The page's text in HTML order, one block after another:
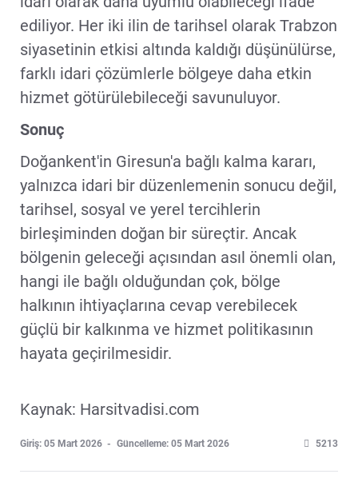
ediliyor. Her iki ilin de tarihsel olarak Trabzon
siyasetinin etkisi altında kaldığı düşünülürse,
farklı idari çözümlerle bölgeye daha etkin
hizmet götürülebileceği savunuluyor.
Sonuç
Doğankent'in Giresun'a bağlı kalma kararı,
yalnızca idari bir düzenlemenin sonucu değil,
tarihsel, sosyal ve yerel tercihlerin
birleşiminden doğan bir süreçtir. Ancak
bölgenin geleceği açısından asıl önemli olan,
hangi ile bağlı olduğundan çok, bölge
halkının ihtiyaçlarına cevap verebilecek
güçlü bir kalkınma ve hizmet politikasının
hayata geçirilmesidir.
Kaynak: Harsitvadisi.com
Giriş: 05 Mart 2026 Güncelleme: 05 Mart 2026 5213